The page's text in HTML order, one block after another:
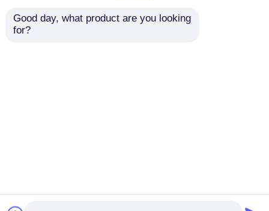
Водонепроницаемая
Руководство
Good day, what product are you looking
for?